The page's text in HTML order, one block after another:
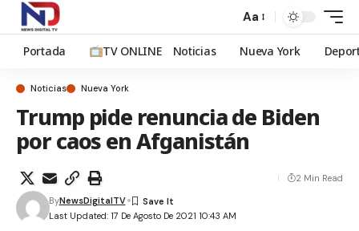
Aa
Portada TV ONLINE Noticias Nueva York
Noticias Nueva York
Trump pide renuncia de Biden
por caos en Afganistán
Last Updated: 17 De Agosto De 2021 10:43 AM
ByNewsDigitalTV
2 Min Read